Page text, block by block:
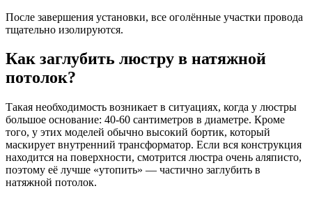
После завершения установки, все оголённые участки провода
тщательно изолируются.
Как заглубить люстру в натяжной
потолок?
Такая необходимость возникает в ситуациях, когда у люстры
большое основание: 40-60 сантиметров в диаметре. Кроме
того, у этих моделей обычно высокий бортик, который
маскирует внутренний трансформатор. Если вся конструкция
находится на поверхности, смотрится люстра очень аляписто,
поэтому её лучше «утопить» — частично заглубить в
натяжной потолок.